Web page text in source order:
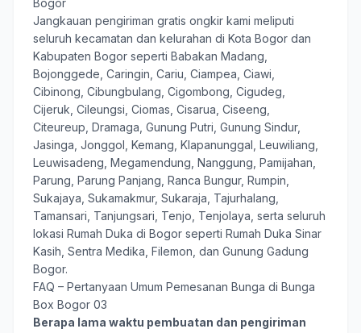
Bogor
Jangkauan pengiriman gratis ongkir kami meliputi
seluruh kecamatan dan kelurahan di Kota Bogor dan
Kabupaten Bogor seperti Babakan Madang,
Bojonggede, Caringin, Cariu, Ciampea, Ciawi,
Cibinong, Cibungbulang, Cigombong, Cigudeg,
Cijeruk, Cileungsi, Ciomas, Cisarua, Ciseeng,
Citeureup, Dramaga, Gunung Putri, Gunung Sindur,
Jasinga, Jonggol, Kemang, Klapanunggal, Leuwiliang,
Leuwisadeng, Megamendung, Nanggung, Pamijahan,
Parung, Parung Panjang, Ranca Bungur, Rumpin,
Sukajaya, Sukamakmur, Sukaraja, Tajurhalang,
Tamansari, Tanjungsari, Tenjo, Tenjolaya, serta seluruh
lokasi Rumah Duka di Bogor seperti Rumah Duka Sinar
Kasih, Sentra Medika, Filemon, dan Gunung Gadung
Bogor.
FAQ – Pertanyaan Umum Pemesanan Bunga di Bunga
Box Bogor 03
Berapa lama waktu pembuatan dan pengiriman